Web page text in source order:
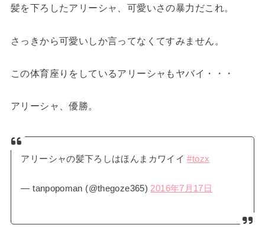
髪を下ろしたアリーシャ、可愛いさの暴力だこれ。
さっきから可愛いしか言ってなくてすみません。
この体育座りをしているアリーシャもヤバイ・・・
アリーシャ、優勝。
アリーシャの髪下ろしはほんまカワイイ#tozx
— tanpopoman (@thegoze365) 2016年7月17日